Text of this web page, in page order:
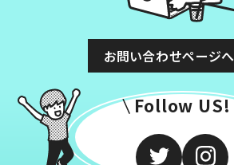
お問い合わせページへ
Follow US!